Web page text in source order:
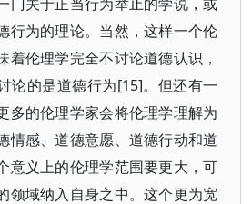
行为的理论。当然，这样一个伦
着伦理学完全不讨论道德认识，
论的是道德行为[15]。但还有一
多的伦理学家会将伦理学理解为
情感、道德意愿、道德行动和道
意义上的伦理学范围要更大，可
领域纳入自身之中。这个更为宽